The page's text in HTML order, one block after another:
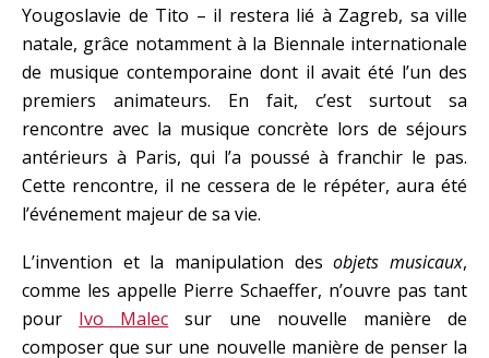
Yougoslavie de Tito – il restera lié à Zagreb, sa ville
natale, grâce notamment à la Biennale internationale
de musique contemporaine dont il avait été l’un des
premiers animateurs. En fait, c’est surtout sa
rencontre avec la musique concrète lors de séjours
antérieurs à Paris, qui l’a poussé à franchir le pas.
Cette rencontre, il ne cessera de le répéter, aura été
l’événement majeur de sa vie.
L’invention et la manipulation desobjets musicaux,
comme les appelle Pierre Schaeffer, n’ouvre pas tant
pour Ivo Malec sur une nouvelle manière de
composer que sur une nouvelle manière de penser la